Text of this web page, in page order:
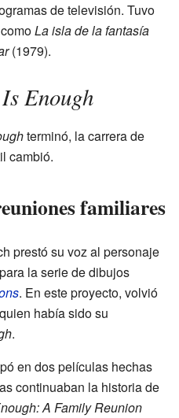
de televisión. Tuvo
La isla de la fantasía
(1979).
Enough
terminó, la carrera de
cambió.
familiares
prestó su voz al personaje
la serie de dibujos
. En este proyecto, volvió
había sido su
.
en dos películas hechas
continuaban la historia de
A Family Reunion